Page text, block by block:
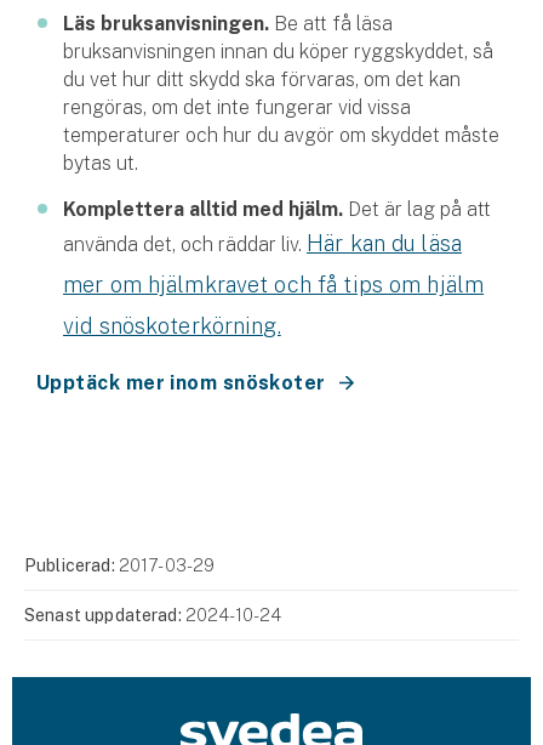
Läs bruksanvisningen. Be att få läsa
bruksanvisningen innan du köper ryggskyddet, så
du vet hur ditt skydd ska förvaras, om det kan
rengöras, om det inte fungerar vid vissa
temperaturer och hur du avgör om skyddet måste
bytas ut.
Komplettera alltid med hjälm. Det är lag på att
använda det, och räddar liv. Här kan du läsa
mer om hjälmkravet och få tips om hjälm
vid snöskoterkörning.
Upptäck mer inom snöskoter
Publicerad: 2017-03-29
Senast uppdaterad: 2024-10-24